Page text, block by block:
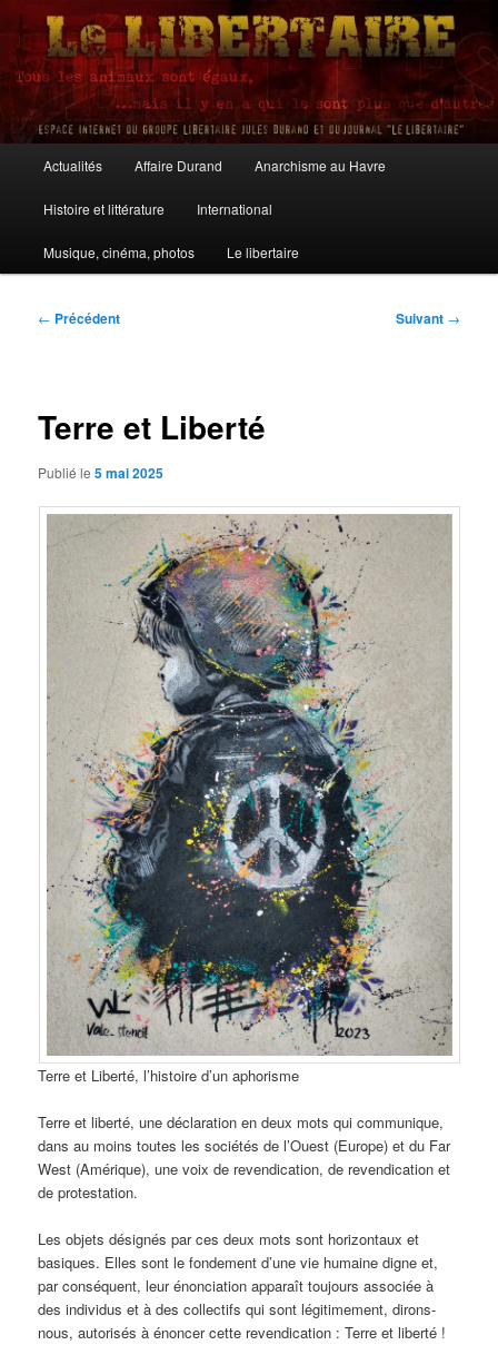
Aller
contenu
principalLe Libertaire
principal
Actualités Affaire Durand Anarchisme au Havre
Histoire et littérature International
Musique, cinéma, photos Le libertaire
Navigation
← Précédent Suivant →
Terre et Liberté
Publié le5 mai 2025
Terre et Liberté, l’histoire d’un aphorisme
Terre et liberté, une déclaration en deux mots qui communique,
dans au moins toutes les sociétés de l’Ouest (Europe) et du Far
West (Amérique), une voix de revendication, de revendication et
de protestation.
Les objets désignés par ces deux mots sont horizontaux et
basiques. Elles sont le fondement d’une vie humaine digne et,
par conséquent, leur énonciation apparaît toujours associée à
des individus et à des collectifs qui sont légitimement, dirons-
nous, autorisés à énoncer cette revendication : Terre et liberté !